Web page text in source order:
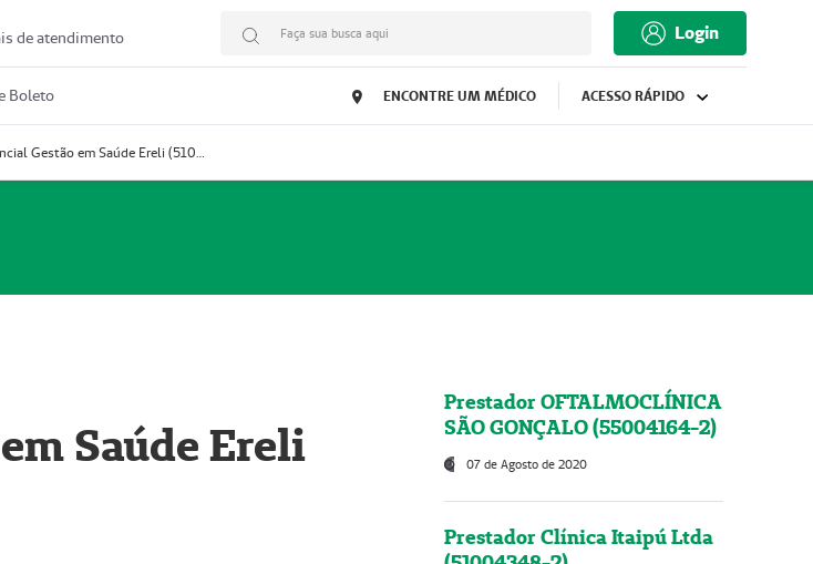
de atendimento Faça sua busca aqui Login
Boleto ENCONTRE UM MÉDICO ACESSO RÁPIDO
Prestador Essencial Gestão em Saúde Ereli (51004354-7)
Saúde Ereli
Prestador OFTALMOCLÍNICA
SÃO GONÇALO (55004164-2)
07 de Agosto de 2020
Prestador Clínica Itaipú Ltda